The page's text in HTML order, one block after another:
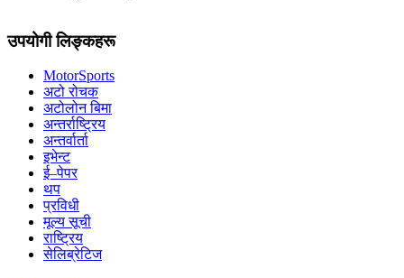
उपयोगी लिङ्कहरू
MotorSports
अटो रोचक
अटोलोन बिमा
अन्तर्राष्ट्रिय
अन्तर्वार्ता
इभेन्ट
ई–पेपर
थप
प्रविधी
मूल्य सूची
राष्ट्रिय
सेलिब्रेटिज